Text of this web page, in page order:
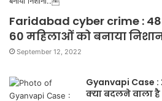
Faridabad cyber crime :
60 महिलाओं को बनाया
September 12, 2022
Gyanvapi
क्या बदलने वाला है